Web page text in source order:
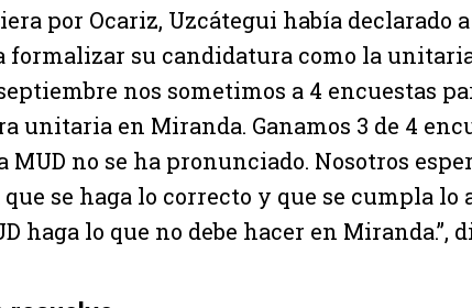
por Ocariz, Uzcátegui había declarado
formalizar su candidatura como la
nos sometimos a 4 encuestas
unitaria en Miranda. Ganamos 3 de 4
no se ha pronunciado. Nosotros
se haga lo correcto y que se cumpla lo
haga lo que no debe hacer en Miranda.”,